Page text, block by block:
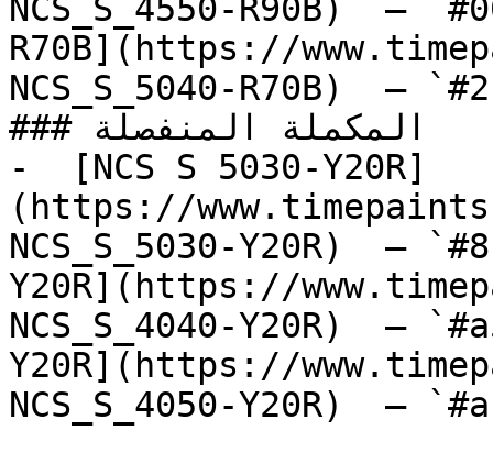
NCS_S_4550-R90B)  —
R70B](https://
NCS_S_5040-R70B)  —
### المكملة المنفصلة
-  [NCS S 5030-Y20R]
(https://
NCS_S_5030-Y20R)  —
Y20R](https://
NCS_S_4040-Y20R)  —
Y20R](https://
NCS_S_4050-Y20R)  —